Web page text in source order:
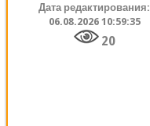
Дата редактирования:
06.08.2026 10:59:35
20